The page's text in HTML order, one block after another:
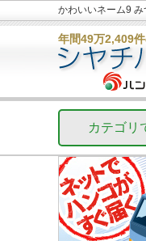
かわいいネーム9
年間49万2,409
カテゴリ